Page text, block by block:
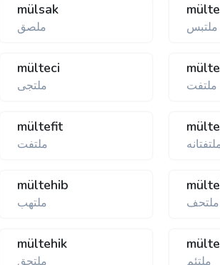
mülsak
ملصق ملتبس
mülteci
ملتجی ملتفت
mültefit
ملتفت
mültehib
ملتهب ملتحف
mültehik
ملتحق ملتئم